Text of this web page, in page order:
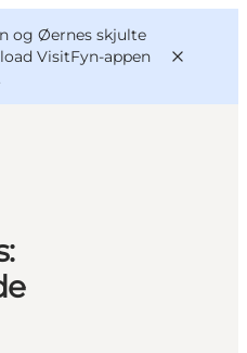
og Øernes skjulte
VisitFyn-appen